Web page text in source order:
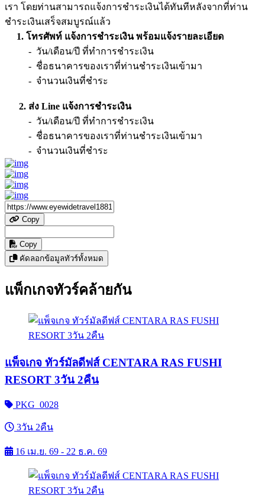
เรา โดยท่านสามารถแจ้งการชำระเงินได้ทันทีหลังจากที่ท่าน
ชำระเงินเสร็จสมบูรณ์แล้ว
1. โทรศัพท์ แจ้งการชำระเงิน พร้อมแจ้งรายละเอียด
- วัน/เดือน/ปี ที่ทำการชำระเงิน
- ชื่อธนาคารของเราที่ท่านชำระเงินเข้ามา
- จำนวนเงินที่ชำระ
2. ส่ง Line แจ้งการชำระเงิน
- วัน/เดือน/ปี ที่ทำการชำระเงิน
- ชื่อธนาคารของเราที่ท่านชำระเงินเข้ามา
- จำนวนเงินที่ชำระ
Copy
Copy
คัดลอกข้อมูลทัวร์ทั้งหมด
แพ็กเกจทัวร์คล้ายกัน
แพ็จเกจ ทัวร์มัลดีฟส์ CENTARA RAS FUSHI
RESORT 3วัน 2คืน
PKG_0028
3วัน 2คืน
16 เม.ย. 69 - 22 ธ.ค. 69